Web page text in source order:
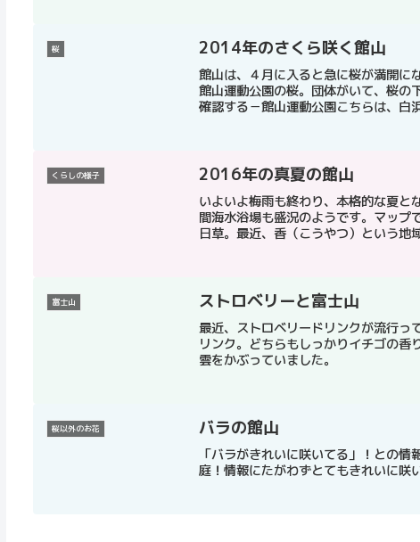
桜 2014年のさくら咲く館山
館山は、４月に入ると急に桜が満開に
館山運動公園の桜。団体がいて、桜の
確認する－館山運動公園こちらは、白
くらしの様子 2016年の真夏の館山
いよいよ梅雨も終わり、本格的な夏
間海水浴場も盛況のようです。マップ
日草。最近、香（こうやつ）という地
富士山 ストロベリーと富士山
最近、ストロベリードリンクが流行っ
リンク。どちらもしっかりイチゴの香
雲をかぶっていました。
桜以外のお花 バラの館山
「バラがきれいに咲いてる」！との
庭！情報にたがわずとてもきれいに咲